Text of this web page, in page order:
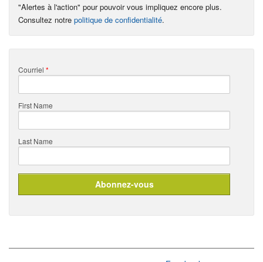
"Alertes à l'action" pour pouvoir vous impliquez encore plus.
Consultez notre politique de confidentialité.
Courriel *
First Name
Last Name